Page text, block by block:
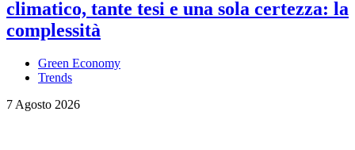
climatico, tante tesi e una sola certezza: la
complessità
Green Economy
Trends
7 Agosto 2026